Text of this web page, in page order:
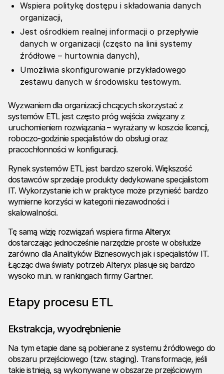
Wspiera politykę dostępu i składowania danych
organizacji,
Jest ośrodkiem realnej informacji o przepływie
danych w organizacji (często na linii systemy
źródłowe – hurtownia danych),
Umożliwia skonfigurowanie przykładowego
zestawu danych w środowisku testowym.
Wyzwaniem dla organizacji chcących skorzystać z
systemów ETL jest często próg wejścia związany z
uruchomieniem rozwiązania – wyrażany w koszcie licencji,
roboczo-godzinie specjalistów do obsługi oraz
pracochłonności w konfiguracji.
Rynek systemów ETL jest bardzo szeroki. Większość
dostawców sprzedaje produkty dedykowane specjalistom
IT. Wykorzystanie ich w praktyce może przynieść bardzo
wymierne korzyści w kategorii niezawodności i
skalowalności.
Tę samą wizję rozwiązań wspiera firma Alteryx
dostarczając jednocześnie narzędzie proste w obsłudze
zarówno dla Analityków Biznesowych jak i specjalistów IT.
Łącząc dwa światy potrzeb Alteryx plasuje się bardzo
wysoko m.in. w rankingach firmy Gartner.
Etapy procesu ETL
Ekstrakcja, wyodrębnienie
Na tym etapie dane są pobierane z systemu źródłowego do
obszaru przejściowego (tzw. staging). Transformacje, jeśli
takie istnieją, są wykonywane w obszarze przejściowym